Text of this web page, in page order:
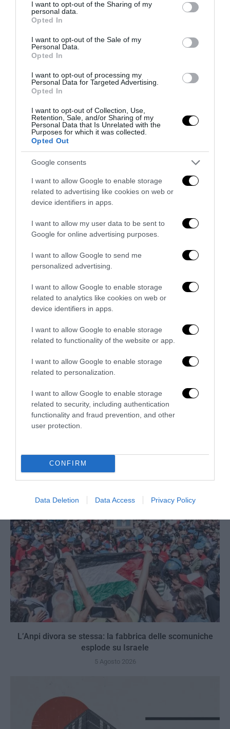
not limited to your visit or usage behaviour. You may click to
grant or deny consent to Google and its third-party tags to
use your data for below specified purposes in below Google
consent section.
I want to opt-out of the Sharing of my
personal data.
Opted In
I want to opt-out of the Sale of my
Personal Data.
Opted In
I want to opt-out of processing my
Personal Data for Targeted Advertising.
Opted In
I want to opt-out of Collection, Use,
Retention, Sale, and/or Sharing of my
Personal Data that Is Unrelated with the
Purposes for which it was collected.
Opted Out
Google consents
I want to allow Google to enable storage
related to advertising like cookies on web or
device identifiers in apps.
I want to allow my user data to be sent to
Google for online advertising purposes.
I want to allow Google to send me
personalized advertising.
I want to allow Google to enable storage
related to analytics like cookies on web or
device identifiers in apps.
I want to allow Google to enable storage
related to functionality of the website or app.
I want to allow Google to enable storage
related to personalization.
I want to allow Google to enable storage
related to security, including authentication
functionality and fraud prevention, and other
user protection.
CONFIRM
Data Deletion Data Access Privacy Policy
Remigrazione, il Copasir riconosce all’antifascismo il
6 Agosto 2026
La Camera boccia il patentino antifascista per parlare a
Montecitorio: palo clamoroso del Pd
ricordo di Enzo...
L’Anpi divora se stessa: la fabbrica delle scomuniche
esplode su Israele
5 Agosto 2026